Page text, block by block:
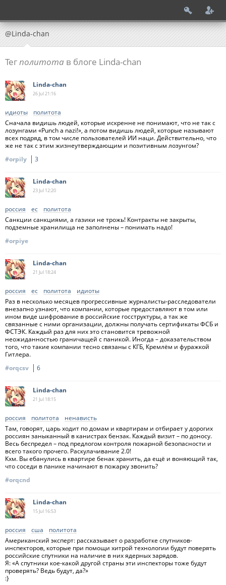
@Linda-chan
Тегполитота в блоге Linda-chan
Linda-chan
26 Jul21:16
идиоты
политота
Сначала видишь людей, которые искренне не понимают, что не так с
лозунгами «Punch a nazi!», а потом видишь людей, которые называют
всех подряд, в том числе пользователей ИИ наци. Действительно, что
же не так с этим жизнеутверждающим и позитивным лозунгом?
#orpily
3
Linda-chan
23 Jul 12:20
россия ес
политота
Санкции санкциями, а газики не трожь! Контракты не закрыты,
подземные хранилища не заполнены – понимать надо!
#orpiye
Linda-chan
21 Jul 18:24
россия ес политота
идиоты
Раз в несколько месяцев прогрессивные журналисты-расследователи
внезапно узнают, что компании, которые предоставляют в том или
ином виде шифрование в российские госструктуры, а так же
связанные с ними организации, должны получать сертификаты ФСБ и
ФСТЭК. Каждый раз для них это становится тревожной
неожиданностью граничащей с паникой. Иногда – доказательством
того, что такие компании тесно связаны с КГБ, Кремлём и фуражкой
Гитлера.
#orqcsv
6
Linda-chan
21 Jul 18:15
россия политота
ненависть
Там, говорят, царь ходит по домам и квартирам и отбирает у дорогих
россиян заныканный в канистрах бензак. Каждый визит – по доносу.
Весь беспредел – под предлогом контроля пожарной безопасности и
всего такого прочего. Раскулачивание 2.0!
Кхм. Вы ебанулись в квартире бенак хранить, да ещё и воняющий так,
что соседи в панике начинают в пожарку звонить?
#orqcnd
Linda-chan
15 Jul 16:53
россия сша
политота
Американский эксперт: рассказывает о разработке спутников-
инспекторов, которые при помощи хитрой технологии будут поверять
российские спутники на наличие в них ядерных зарядов.
Я: «А спутники кое-какой другой страны эти инспекторы тоже будут
проверять? Ведь будут, да?»
:}